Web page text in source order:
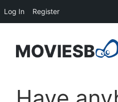
Log In Register